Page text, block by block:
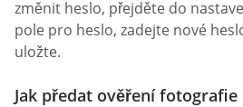
změnit heslo, přejděte do
pole pro heslo, zadejte nové
uložte.
Jak předat ověření fotografie